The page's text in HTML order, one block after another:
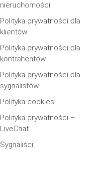
nieruchomości
Polityka prywatności dla
klientów
Polityka prywatności dla
kontrahentów
Polityka prywatności dla
sygnalistów
Polityka cookies
Polityka prywatności –
LiveChat
Sygnaliści